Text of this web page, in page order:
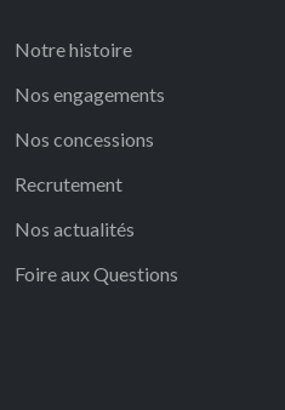
Notre histoire
Nos engagements
Nos concessions
Recrutement
Nos actualités
Foire aux Questions